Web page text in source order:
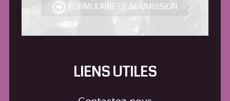
FORMULAIRE DE SOUMISSION
LIENS UTILES